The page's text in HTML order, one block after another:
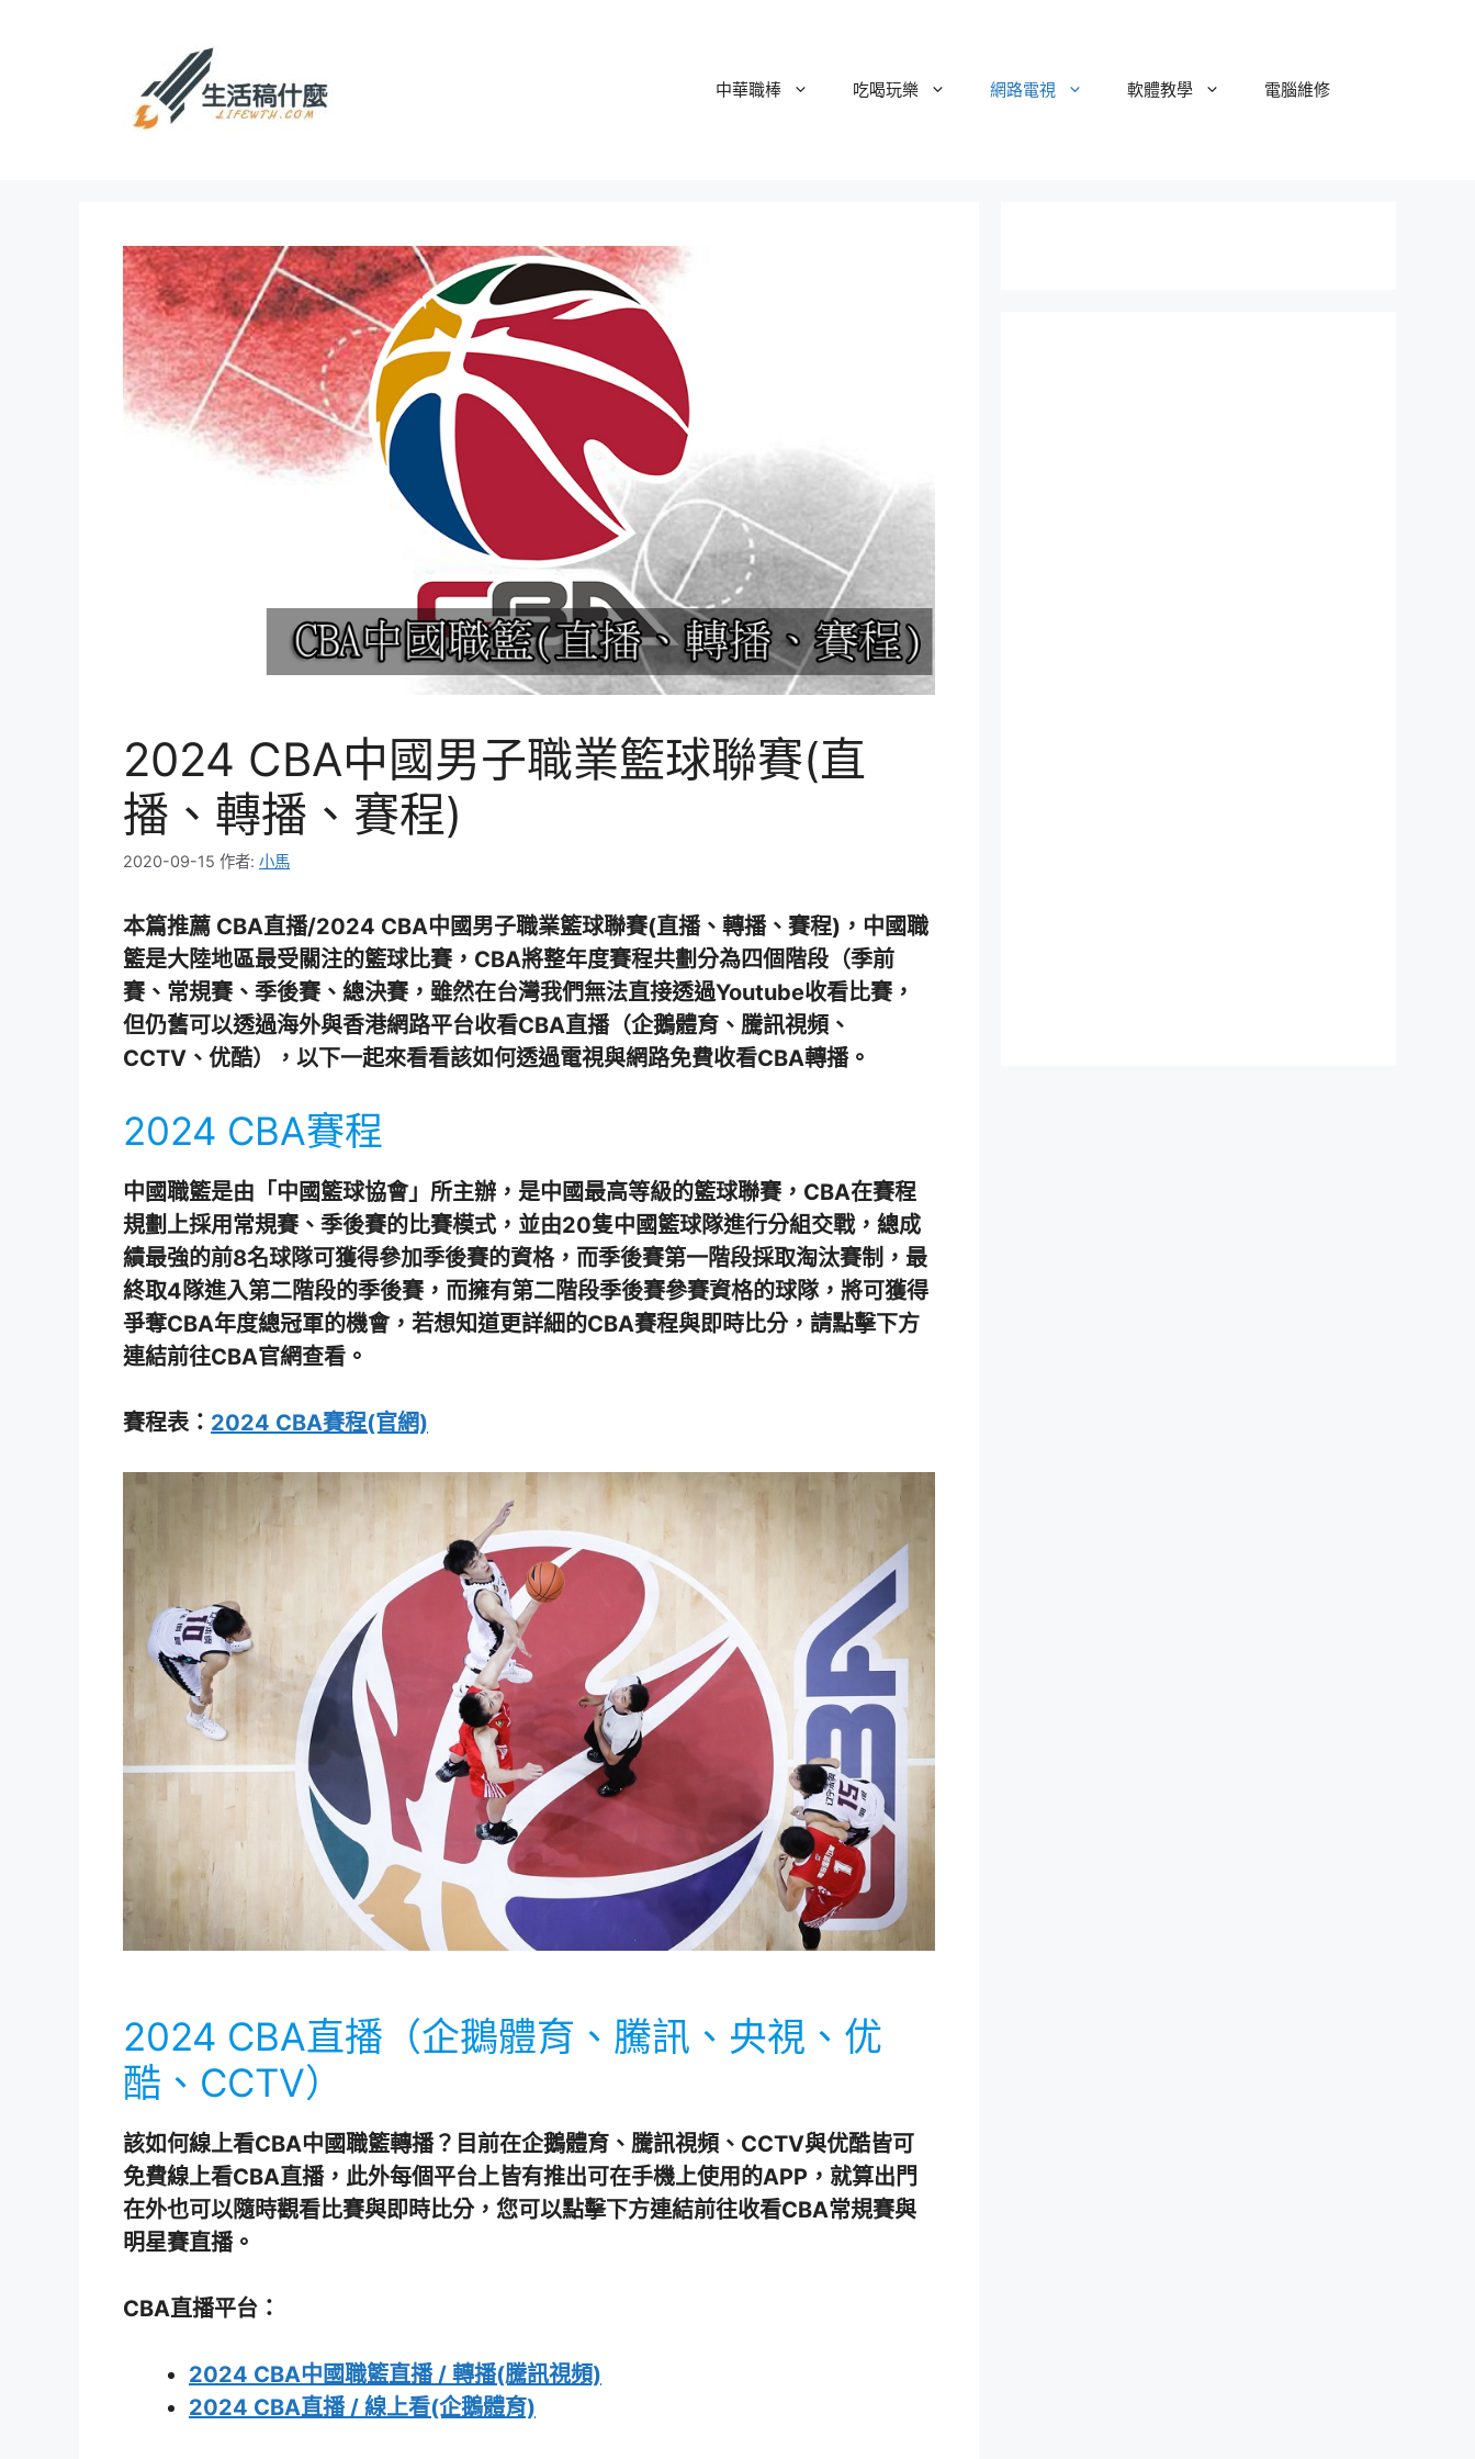
中華職棒 吃喝玩樂 網路電視 軟體教學 電腦維修
2024 CBA中國男子職業籃球聯賽(直
播、轉播、賽程)
2020-09-15 作者: 小馬
本篇推薦 CBA直播/2024 CBA中國男子職業籃球聯賽(直播、轉播、賽程)，中國職
籃是大陸地區最受關注的籃球比賽，CBA將整年度賽程共劃分為四個階段（季前
賽、常規賽、季後賽、總決賽，雖然在台灣我們無法直接透過Youtube收看比賽，
但仍舊可以透過海外與香港網路平台收看CBA直播（企鵝體育、騰訊視頻、
CCTV、优酷），以下一起來看看該如何透過電視與網路免費收看CBA轉播。
2024 CBA賽程
中國職籃是由「中國籃球協會」所主辦，是中國最高等級的籃球聯賽，CBA在賽程
規劃上採用常規賽、季後賽的比賽模式，並由20隻中國籃球隊進行分組交戰，總成
績最強的前8名球隊可獲得參加季後賽的資格，而季後賽第一階段採取淘汰賽制，最
終取4隊進入第二階段的季後賽，而擁有第二階段季後賽參賽資格的球隊，將可獲得
爭奪CBA年度總冠軍的機會，若想知道更詳細的CBA賽程與即時比分，請點擊下方
連結前往CBA官網查看。
賽程表： 2024 CBA賽程(官網)
2024 CBA直播（企鵝體育、騰訊、央視、优
酷、CCTV）
該如何線上看CBA中國職籃轉播？目前在企鵝體育、騰訊視頻、CCTV與优酷皆可
免費線上看CBA直播，此外每個平台上皆有推出可在手機上使用的APP，就算出門
在外也可以隨時觀看比賽與即時比分，您可以點擊下方連結前往收看CBA常規賽與
明星賽直播。
CBA直播平台：
2024 CBA中國職籃直播 / 轉播(騰訊視頻)
2024 CBA直播 / 線上看(企鵝體育)